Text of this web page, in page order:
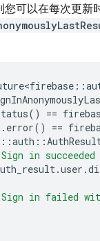
您可以在每次更新
::
() ==
. error() ==
::auth ::
in
.user .
in failed